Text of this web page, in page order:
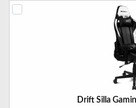
Drift Silla